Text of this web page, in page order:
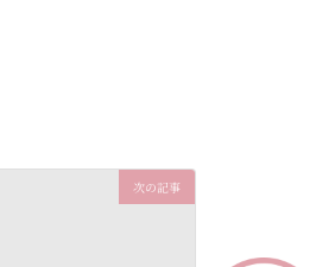
次の記事